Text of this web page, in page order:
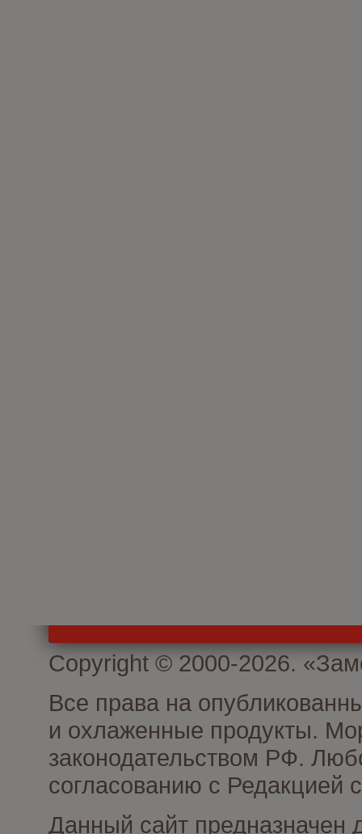
Copyright © 2000-2026.
Все права на
и охлаженные продукты.
законодательством РФ.
согласованию с Редакцией
Данный сайт предназначен